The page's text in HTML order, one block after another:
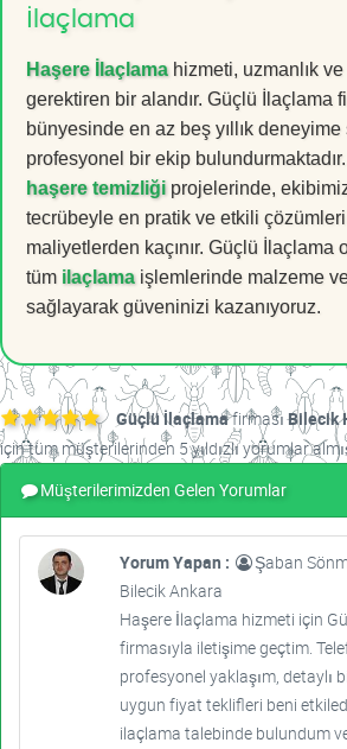
İlaçlama
Haşere İlaçlamahizmeti, uzmanlık
gerektiren bir alandır. Güçlü İlaçlama
bünyesinde en az beş yıllık deneyime
profesyonel bir ekip
haşere temizliği projelerinde,
tecrübeyle en pratik ve etkili
maliyetlerden kaçınır. Güçlü İlaçlama
tüm ilaçlamaişlemlerinde malzeme
sağlayarak güveninizi kazanıyoruz.
Güçlü İlaçlamafirmasıBilecik
için tüm müşterilerinden 5 yıldızlı yorumlar
Müşterilerimizden Gelen Yorumlar
Yorum Yapan :
Şaban
Bilecik Ankara
Haşere İlaçlama hizmeti için
firmasıyla iletişime geçtim.
profesyonel yaklaşım, detaylı
uygun fiyat teklifleri beni
ilaçlama talebinde bulundum